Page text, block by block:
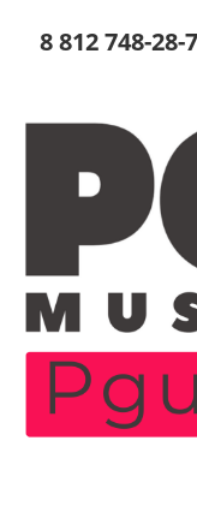
8 812 748-28-